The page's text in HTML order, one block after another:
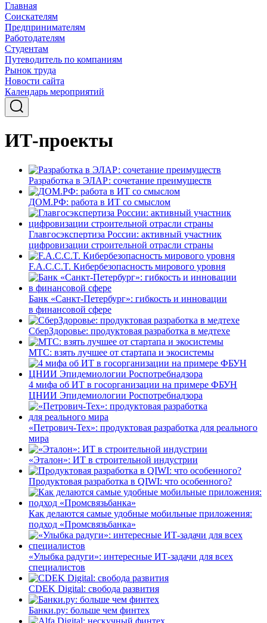
Главная
Соискателям
Предпринимателям
Работодателям
Студентам
Путеводитель по компаниям
Рынок труда
Новости сайта
Календарь мероприятий
ИТ-проекты
Разработка в ЭЛАР: сочетание преимуществ
ДОМ.РФ: работа в ИТ со смыслом
Главгосэкспертиза России: активный участник
цифровизации строительной отрасли страны
F.A.C.C.T. Кибербезопасность мирового уровня
Банк «Санкт-Петербург»: гибкость и инновации
в финансовой сфере
СберЗдоровье: продуктовая разработка в медтехе
МТС: взять лучшее от стартапа и экосистемы
4 мифа об ИТ в госорганизации на примере ФБУН
ЦНИИ Эпидемиологии Роспотребнадзора
«Петрович-Тех»: продуктовая разработка для реального
мира
«Эталон»: ИТ в строительной индустрии
Продуктовая разработка в QIWI: что особенного?
Как делаются самые удобные мобильные приложения:
подход «Промсвязьбанка»
«Улыбка радуги»: интересные ИТ-задачи для всех
специалистов
CDEK Digital: свобода развития
Банки.ру: больше чем финтех